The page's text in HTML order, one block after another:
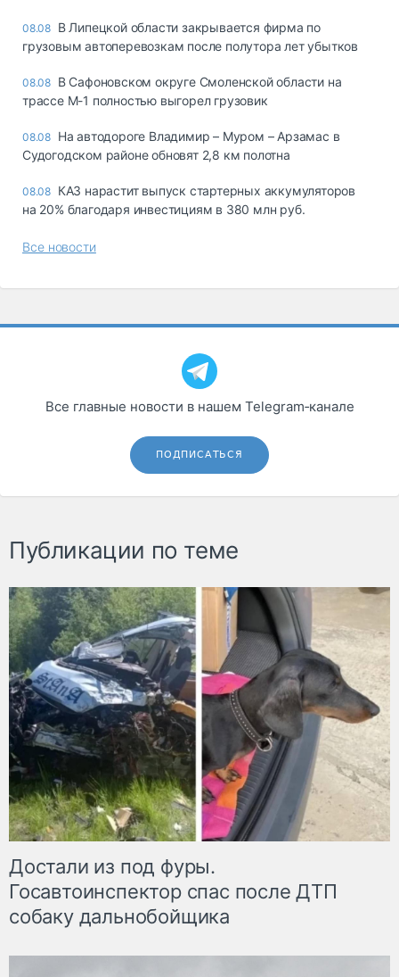
08.08 В Липецкой области закрывается фирма по
грузовым автоперевозкам после полутора лет убытков
08.08 В Сафоновском округе Смоленской области на
трассе М-1 полностью выгорел грузовик
08.08 На автодороге Владимир – Муром – Арзамас в
Судогодском районе обновят 2,8 км полотна
08.08 КАЗ нарастит выпуск стартерных аккумуляторов
на 20% благодаря инвестициям в 380 млн руб.
Все новости
Все главные новости в нашем Telegram‑канале
ПОДПИСАТЬСЯ
Публикации по теме
Достали из под фуры.
Госавтоинспектор спас после ДТП
собаку дальнобойщика